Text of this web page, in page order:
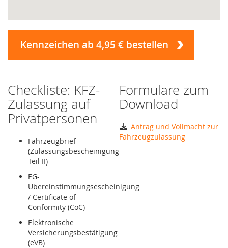
Kennzeichen ab 4,95 € bestellen
Checkliste: KFZ-
Zulassung auf
Privatpersonen
Fahrzeugbrief
(Zulassungsbescheinigung
Teil II)
EG-
Übereinstimmungsescheinigung
/ Certificate of
Conformity (CoC)
Elektronische
Versicherungsbestätigung
(eVB)
Formulare zum
Download
Antrag und Vollmacht zur
Fahrzeugzulassung